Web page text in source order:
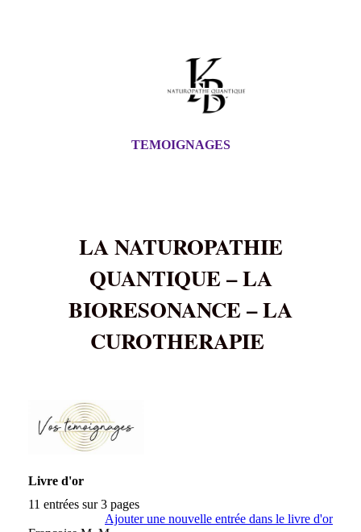
TEMOIGNAGES
LA NATUROPATHIE
QUANTIQUE – LA
BIORESONANCE – LA
CUROTHERAPIE
Livre d'or
11 entrées sur 3 pages
Ajouter une nouvelle entrée dans le livre d'or